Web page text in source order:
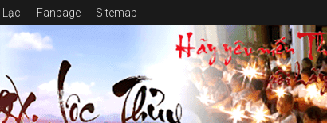
Lạc Fanpage Sitemap